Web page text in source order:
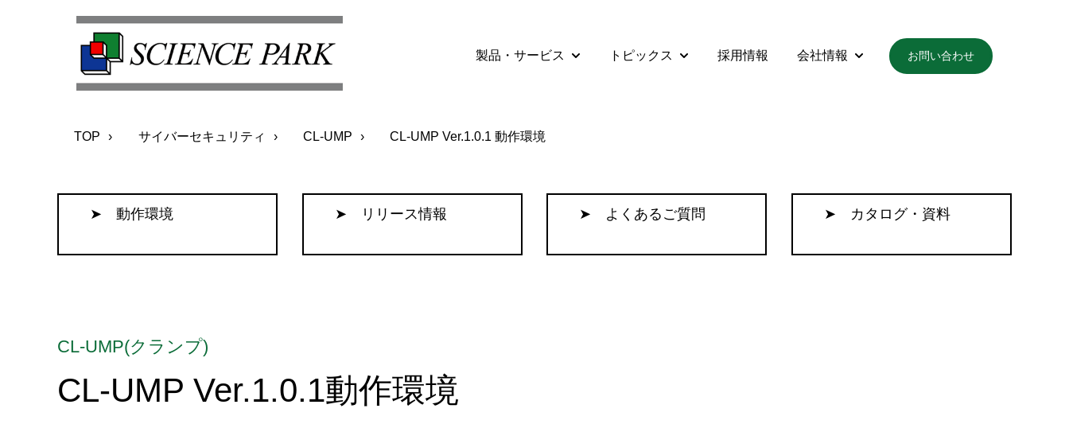
製品・サービス
Show submenu for 製品・サービス
トピックス
Show submenu for トピックス
採用情報 会社情報
Show submenu for 会社情報
お問い合わせ
TOP サイバーセキュリティ CL-UMP CL-UMP Ver.1.0.1 動作環境
➤ 動作環境 ➤ リリース情報 ➤ よくあるご質問 ➤ カタログ・資料
CL-UMP(クランプ)
CL-UMP Ver.1.0.1動作環境